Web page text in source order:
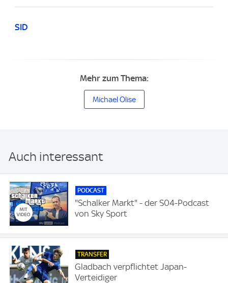
SID
Mehr zum Thema:
Michael Olise
Auch interessant
PODCAST
"Schalker Markt" - der S04-Podcast
von Sky Sport
TRANSFER
Gladbach verpflichtet Japan-
Verteidiger